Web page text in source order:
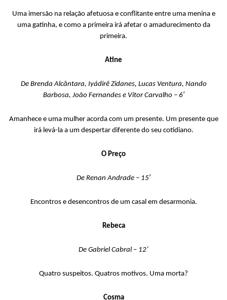
Uma imersão na relação afetuosa e conflitante entre uma menina e
uma gatinha, e como a primeira irá afetar o amadurecimento da
primeira.
Atine
De Brenda Alcântara, Iyádirê Zidanes, Lucas Ventura, Nando
Barbosa, João Fernandes e Vitor Carvalho – 6′
Amanhece e uma mulher acorda com um presente. Um presente que
irá levá-la a um despertar diferente do seu cotidiano.
O Preço
De Renan Andrade – 15′
Encontros e desencontros de um casal em desarmonia.
Rebeca
De Gabriel Cabral – 12’
Quatro suspeitos. Quatros motivos. Uma morta?
Cosma